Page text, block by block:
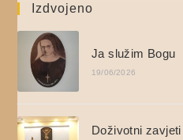
Izdvojeno
Ja služim Bogu
19/06/2026
Doživotni